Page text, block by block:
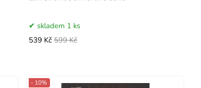
skladem 1 ks
539 Kč 599 Kč
- 10%